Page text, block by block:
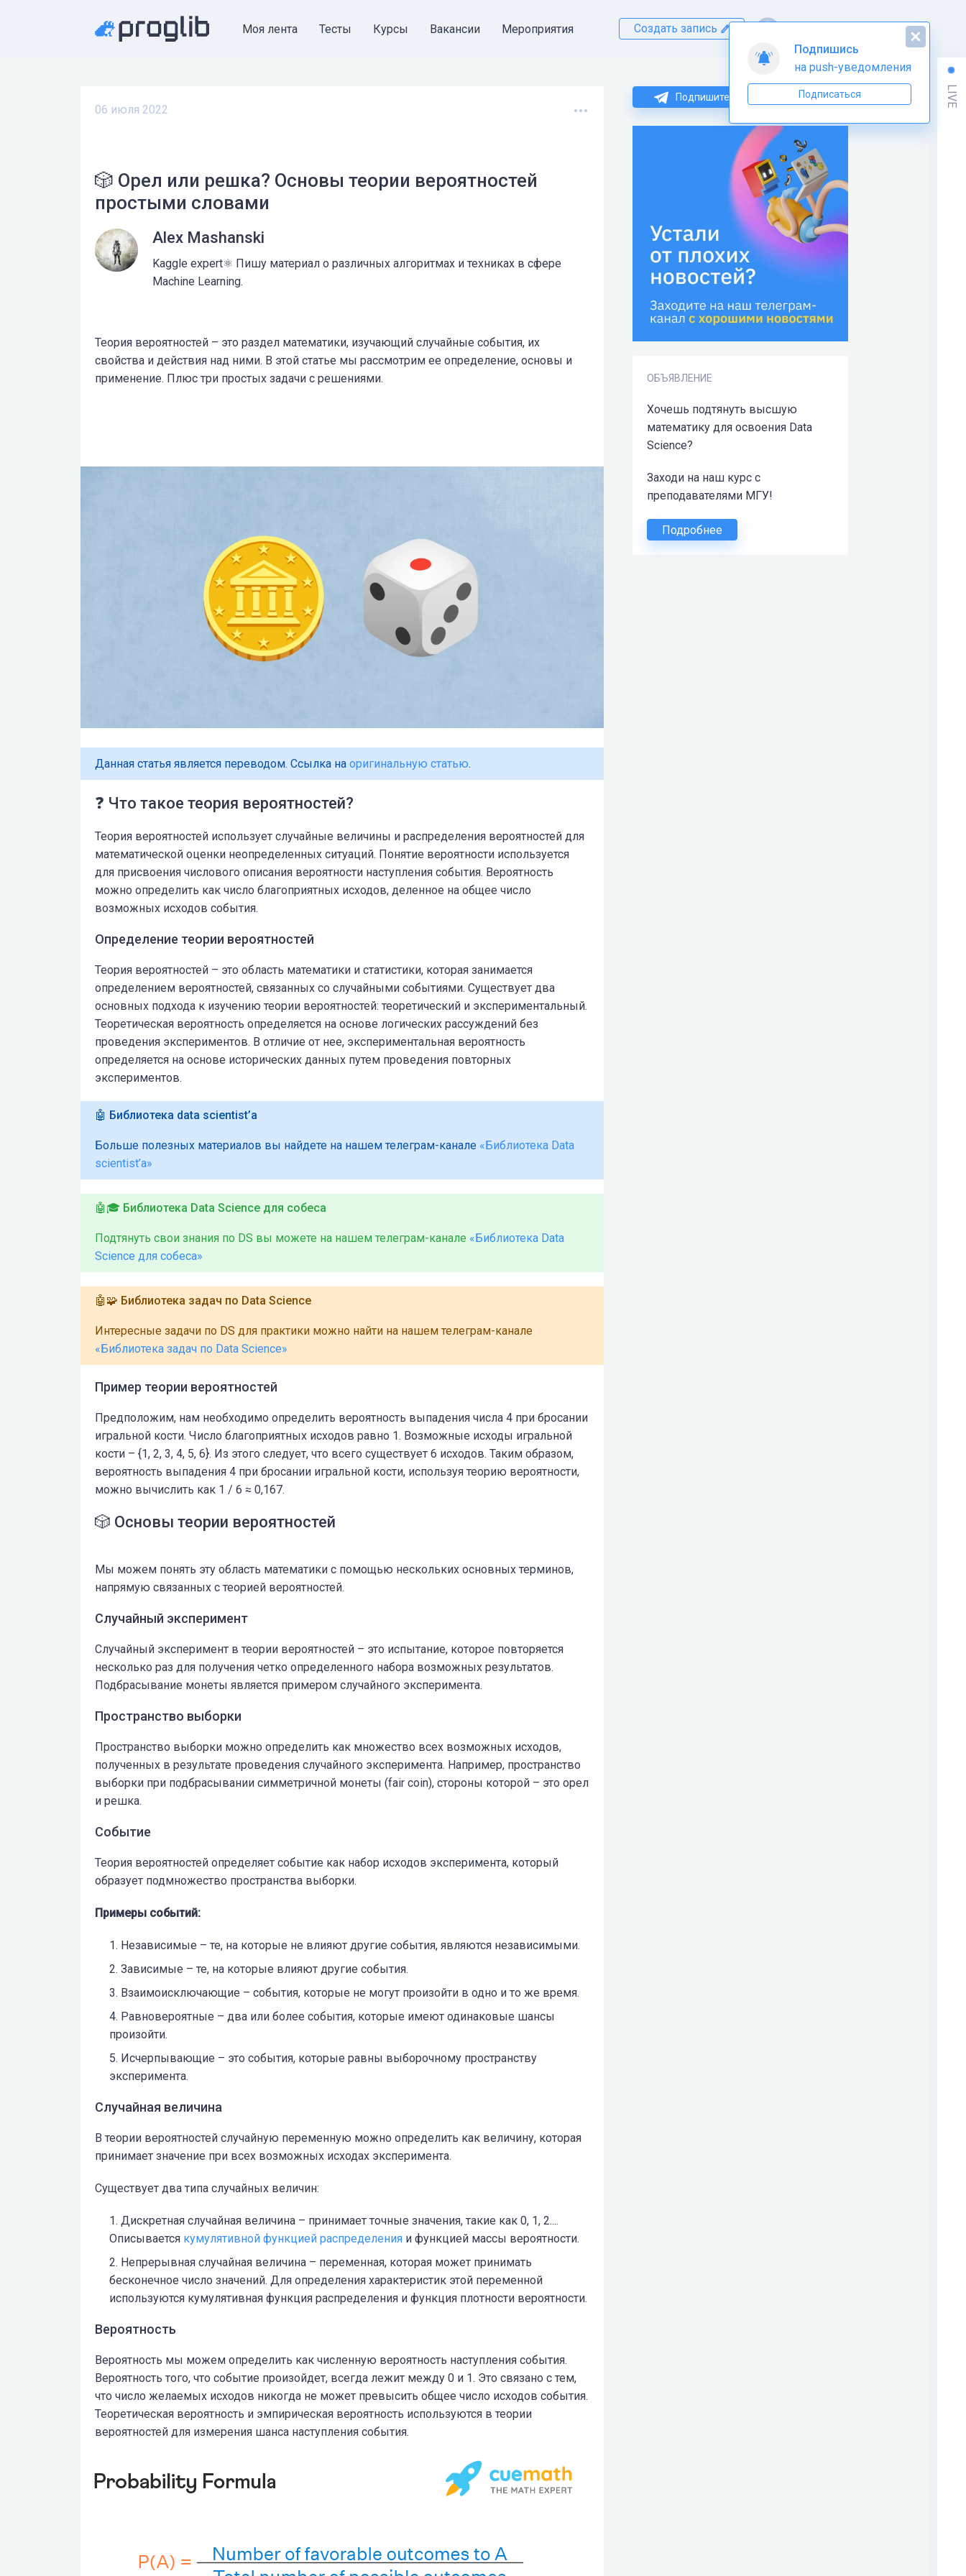
Моя лента Тесты Курсы Вакансии Мероприятия Создать запись
Подпишитесь на нас в Telegram
ОБЪЯВЛЕНИЕ
Хочешь подтянуть высшую
математику для освоения Data
Science?
Заходи на наш курс с
преподавателями МГУ!
Подробнее
06 июля 2022
🎲 Орел или решка? Основы теории вероятностей
простыми словами
Alex Mashanski
Kaggle expert⚛️ Пишу материал о различных алгоритмах и техниках в сфере
Machine Learning.
Теория вероятностей – это раздел математики, изучающий случайные события, их
свойства и действия над ними. В этой статье мы рассмотрим ее определение, основы и
применение. Плюс три простых задачи с решениями.
Данная статья является переводом. Ссылка на оригинальную статью.
❓ Что такое теория вероятностей?
Теория вероятностей использует случайные величины и распределения вероятностей для
математической оценки неопределенных ситуаций. Понятие вероятности используется
для присвоения числового описания вероятности наступления события. Вероятность
можно определить как число благоприятных исходов, деленное на общее число
возможных исходов события.
Определение теории вероятностей
Теория вероятностей – это область математики и статистики, которая занимается
определением вероятностей, связанных со случайными событиями. Существует два
основных подхода к изучению теории вероятностей: теоретический и экспериментальный.
Теоретическая вероятность определяется на основе логических рассуждений без
проведения экспериментов. В отличие от нее, экспериментальная вероятность
определяется на основе исторических данных путем проведения повторных
экспериментов.
🤖 Библиотека data scientist’а
Больше полезных материалов вы найдете на нашем телеграм-канале «Библиотека Data
scientist’а»
🤖🎓 Библиотека Data Science для собеса
Подтянуть свои знания по DS вы можете на нашем телеграм-канале «Библиотека Data
Science для собеса»
🤖🧩 Библиотека задач по Data Science
Интересные задачи по DS для практики можно найти на нашем телеграм-канале
«Библиотека задач по Data Science»
Пример теории вероятностей
Предположим, нам необходимо определить вероятность выпадения числа 4 при бросании
игральной кости. Число благоприятных исходов равно 1. Возможные исходы игральной
кости – {1, 2, 3, 4, 5, 6}. Из этого следует, что всего существует 6 исходов. Таким образом,
вероятность выпадения 4 при бросании игральной кости, используя теорию вероятности,
можно вычислить как 1 / 6 ≈ 0,167.
🎲 Основы теории вероятностей
Мы можем понять эту область математики с помощью нескольких основных терминов,
напрямую связанных с теорией вероятностей.
Случайный эксперимент
Случайный эксперимент в теории вероятностей – это испытание, которое повторяется
несколько раз для получения четко определенного набора возможных результатов.
Подбрасывание монеты является примером случайного эксперимента.
Пространство выборки
Пространство выборки можно определить как множество всех возможных исходов,
полученных в результате проведения случайного эксперимента. Например, пространство
выборки при подбрасывании симметричной монеты (fair coin), стороны которой – это орел
и решка.
Событие
Теория вероятностей определяет событие как набор исходов эксперимента, который
образует подмножество пространства выборки.
Примеры событий:
Независимые – те, на которые не влияют другие события, являются независимыми.
Зависимые – те, на которые влияют другие события.
Взаимоисключающие – события, которые не могут произойти в одно и то же время.
Равновероятные – два или более события, которые имеют одинаковые шансы
произойти.
Исчерпывающие – это события, которые равны выборочному пространству
эксперимента.
Случайная величина
В теории вероятностей случайную переменную можно определить как величину, которая
принимает значение при всех возможных исходах эксперимента.
Существует два типа случайных величин:
Дискретная случайная величина – принимает точные значения, такие как 0, 1, 2....
Описывается кумулятивной функцией распределения и функцией массы вероятности.
Непрерывная случайная величина – переменная, которая может принимать
бесконечное число значений. Для определения характеристик этой переменной
используются кумулятивная функция распределения и функция плотности вероятности.
Вероятность
Вероятность мы можем определить как численную вероятность наступления события.
Вероятность того, что событие произойдет, всегда лежит между 0 и 1. Это связано с тем,
что число желаемых исходов никогда не может превысить общее число исходов события.
Теоретическая вероятность и эмпирическая вероятность используются в теории
вероятностей для измерения шанса наступления события.
LIVE
Подпишись
на push-уведомления
Подписаться